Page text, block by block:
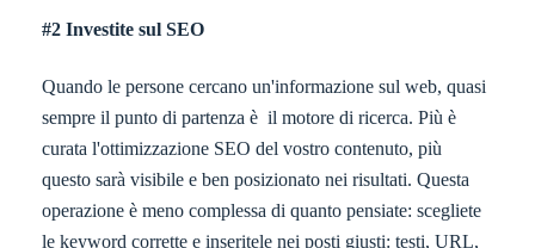
#2 Investite sul SEO
Quando le persone cercano un'informazione sul web, quasi
sempre il punto di partenza è il motore di ricerca. Più è
curata l'ottimizzazione SEO del vostro contenuto, più
questo sarà visibile e ben posizionato nei risultati. Questa
operazione è meno complessa di quanto pensiate: scegliete
le keyword corrette e inseritele nei posti giusti: testi, URL,